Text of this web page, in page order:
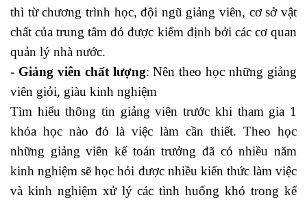
thì từ chương trình học, đội ngũ giảng viên, cơ sở vật
chất của trung tâm đó được kiểm định bởi các cơ quan
quản lý nhà nước.
- Giảng viên chất lượng: Nên theo học những giảng
viên giỏi, giàu kinh nghiệm
Tìm hiểu thông tin giảng viên trước khi tham gia 1
khóa học nào đó là việc làm cần thiết. Theo học
những giảng viên kế toán trưởng đã có nhiều năm
kinh nghiệm sẽ học hỏi được nhiều kiến thức làm việc
và kinh nghiệm xử lý các tình huống khó trong kế